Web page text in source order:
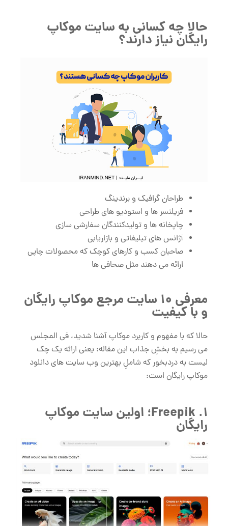
حالا چه کسانی به سایت موکاپ
رایگان نیاز دارند؟
طراحان گرافیک و برندینگ
فریلنسر ها و استودیو های طراحی
چاپخانه ‌ها و تولیدکنندگان سفارشی ‌سازی
آژانس‌ های تبلیغاتی و بازاریابی
صاحبان کسب ‌و کارهای کوچک که محصولات چاپی
ارائه می ‌دهند مثل صحافی ها
معرفی 10 سایت مرجع موکاپ رایگان
و با کیفیت
حالا که با مفهوم و کاربرد موکاپ آشنا شدید، فی المجلس
می ‌رسیم به بخشِ جذاب این مقاله: یعنی ارائه یک چک
لیست به دردبخور که شاملِ بهترین وب‌ سایت ‌های دانلود
موکاپ رایگان است:
1. Freepik؛ اولین سایت موکاپ
رایگان